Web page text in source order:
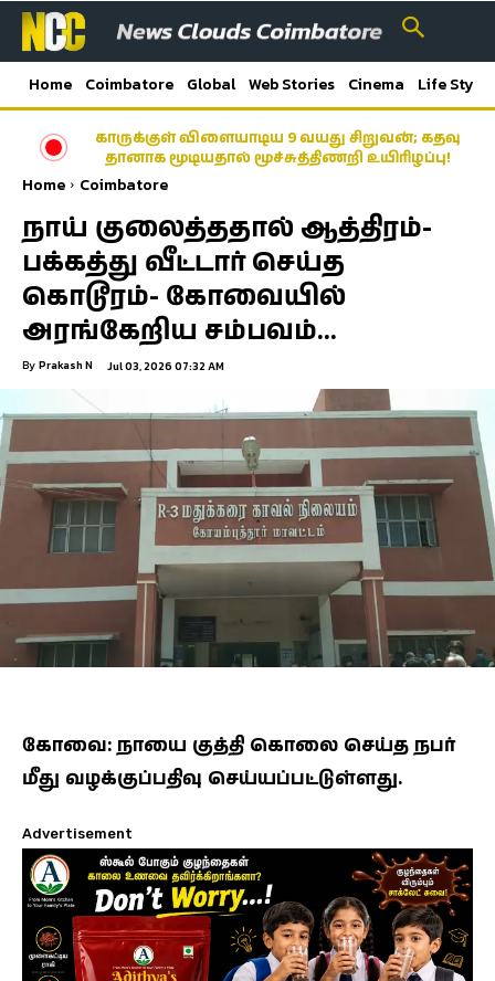
Home Coimbatore Global Web Stories Cinema Life Style
காருக்குள் விளையாடிய 9 வயது சிறுவன்; கதவு
தானாக மூடியதால் மூச்சுத்திணறி உயிரிழப்பு!
Home Coimbatore
நாய் குலைத்ததால் ஆத்திரம்-
பக்கத்து வீட்டார் செய்த
கொடூரம்- கோவையில்
அரங்கேறிய சம்பவம்…
By Prakash N Jul 03, 2026 07:32 AM
கோவை: நாயை குத்தி கொலை செய்த நபர்
மீது வழக்குப்பதிவு செய்யப்பட்டுள்ளது.
Advertisement